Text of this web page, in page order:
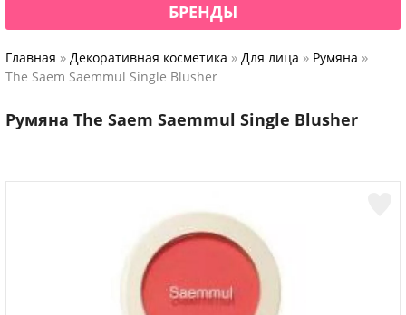
БРЕНДЫ
Главная » Декоративная косметика » Для лица » Румяна »
The Saem Saemmul Single Blusher
Румяна The Saem Saemmul Single Blusher